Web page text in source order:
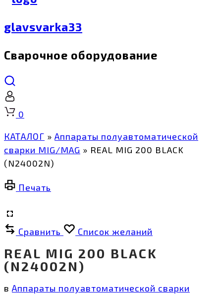
glavsvarka33
Сварочное оборудование
Корзина
0
КАТАЛОГ » Аппараты полуавтоматической
сварки MIG/MAG » REAL MIG 200 BLACK
(N24002N)
Печать
Сравнить Список желаний
REAL MIG 200 BLACK
(N24002N)
в Аппараты полуавтоматической сварки